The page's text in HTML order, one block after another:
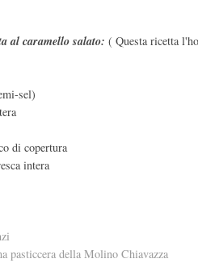
al caramello salato: ( Questa ricetta
sel)
di copertura
intera
pasticcera della Molino Chiavazza